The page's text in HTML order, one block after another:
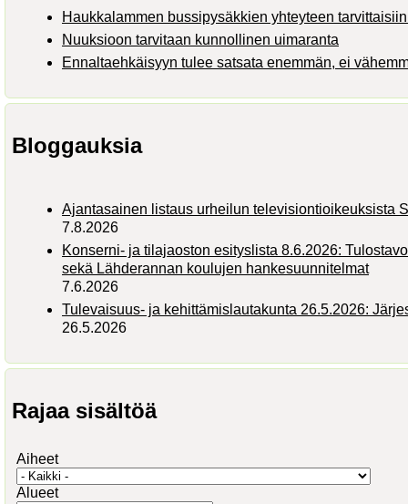
Haukkalammen bussipysäkkien yhteyteen
Nuuksioon tarvitaan kunnollinen uimaranta
Ennaltaehkäisyyn tulee satsata enemmän, ei
Bloggauksia
Ajantasainen listaus urheilun televisiontioikeuksista
7.8.2026
Konserni- ja tilajaoston esityslista 8.6.2026:
sekä Lähderannan koulujen hankesuunnitelmat
7.6.2026
Tulevaisuus- ja kehittämislautakunta 26.5.2026:
26.5.2026
Rajaa sisältöä
Aiheet
Alueet